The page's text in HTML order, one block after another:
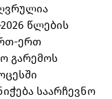
წლების
ერთ
გარემოს
საარჩევნო